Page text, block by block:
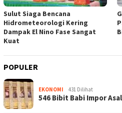
Sulut Siaga Bencana
Hidrometeorologi Kering
Dampak El Nino Fase Sangat
Kuat
POPULER
EKONOMI 431 Dilihat
546 Bibit Babi Impor